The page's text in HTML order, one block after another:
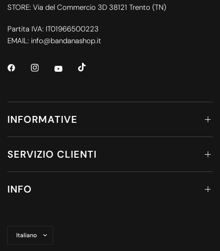
STORE: Via del Commercio 3D 38121 Trento (TN)
Partita IVA: IT01966500223
EMAIL: info@bandanashop.it
INFORMATIVE
SERVIZIO CLIENTI
INFO
paese/area